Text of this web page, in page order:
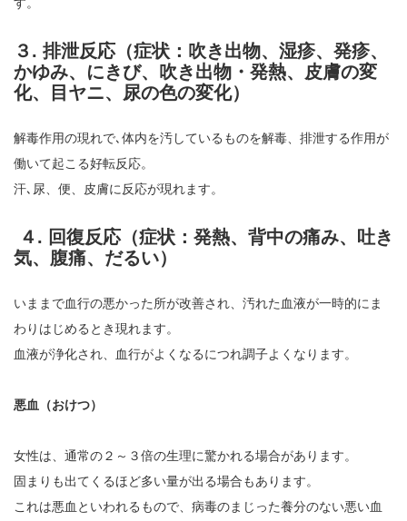
３. 排泄反応（症状：吹き出物、湿疹、発疹、
かゆみ、にきび、吹き出物・発熱、皮膚の変
化、目ヤニ、尿の色の変化）
解毒作用の現れで､体内を汚しているものを解毒、排泄する作用が
働いて起こる好転反応。
汗､尿、便、皮膚に反応が現れます。
４. 回復反応（症状：発熱、背中の痛み、吐き
気、腹痛、だるい）
いままで血行の悪かった所が改善され、汚れた血液が一時的にま
わりはじめるとき現れます。
血液が浄化され、血行がよくなるにつれ調子よくなります。
悪血（おけつ）
女性は、通常の２～３倍の生理に驚かれる場合があります。
固まりも出てくるほど多い量が出る場合もあります。
これは悪血といわれるもので、病毒のまじった養分のない悪い血